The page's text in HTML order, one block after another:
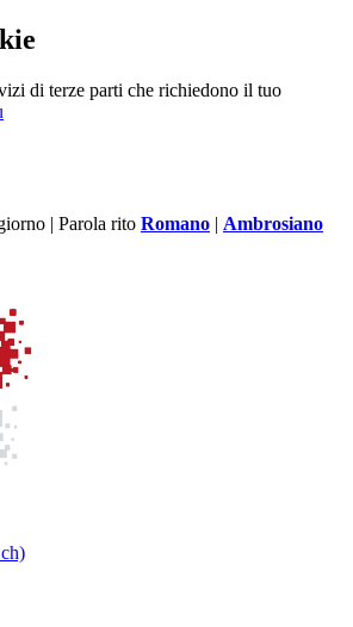
di terze parti che richiedono il tuo
| Parola rito Romano | Ambrosiano